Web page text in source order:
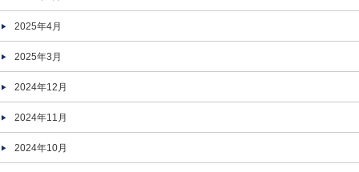
2025年4月
2025年3月
2024年12月
2024年11月
2024年10月